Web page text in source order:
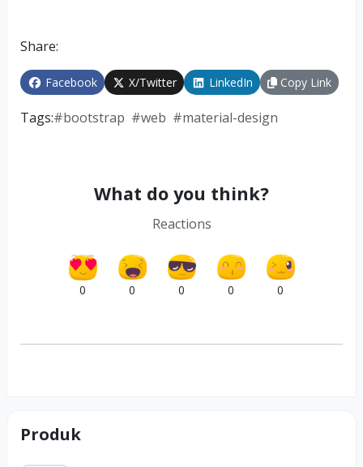
Share:
Facebook X/Twitter LinkedIn Copy Link
Tags:#bootstrap #web #material-design
What do you think?
Reactions
0 0 0 0 0
Produk